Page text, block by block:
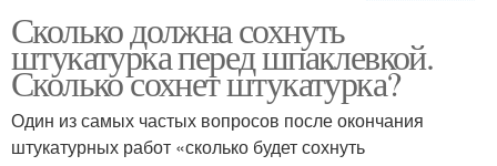
укладкой
Штукатурка на улице
Штукатурки перед
Штукатурка на гипсовой
Сколько должна сохнуть
штукатурка перед шпаклевкой.
Сколько сохнет штукатурка?
Один из самых частых вопросов после окончания
штукатурных работ «сколько будет сохнуть